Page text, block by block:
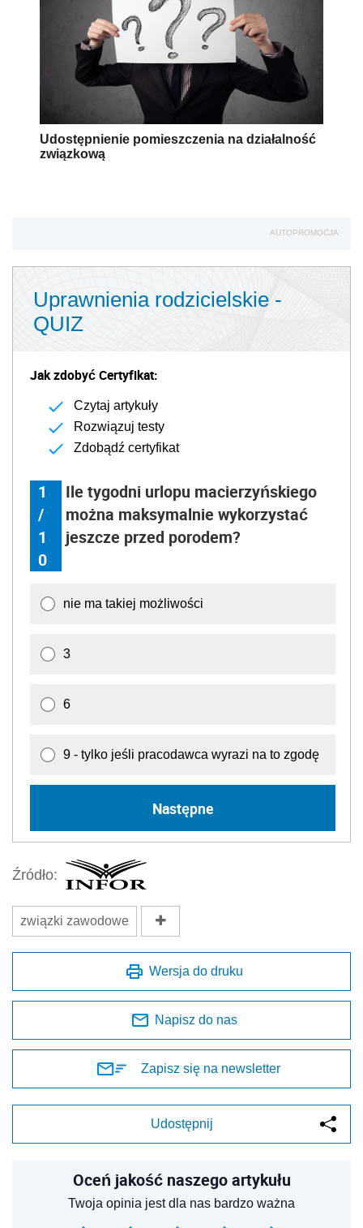
Udostępnienie pomieszczenia na działalność
związkową
AUTOPROMOCJA
Uprawnienia rodzicielskie -
QUIZ
Jak zdobyć Certyfikat:
Czytaj artykuły
Rozwiązuj testy
Zdobądź certyfikat
1
/
1
0
Ile tygodni urlopu macierzyńskiego
można maksymalnie wykorzystać
jeszcze przed porodem?
nie ma takiej możliwości
3
6
9 - tylko jeśli pracodawca wyrazi na to zgodę
Następne
Źródło:
związki zawodowe
Wersja do druku
Napisz do nas
Zapisz się na newsletter
Udostępnij
Oceń jakość naszego artykułu
Twoja opinia jest dla nas bardzo ważna